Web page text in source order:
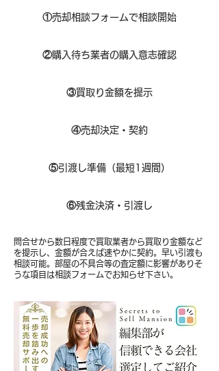
①​売却相談フォームで相談開始
②購入待ち業者の購入意志確認
③買取り金額を提示
④売却決定・契約
⑤引渡し準備（最短1週間）
⑥残金決済・引渡し
問合せから数日程度で買取業者から買取り金額など
を提示し、金額が合えば速やかに契約。早い引渡も
相談可能。部屋の不具合等の査定額に影響がありそ
うな項目は相談フォームでお知らせ下さい。